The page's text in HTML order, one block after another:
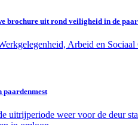
brochure uit rond veiligheid in de
Arbeid en
paardenmest
uitrijperiode weer voor de deur